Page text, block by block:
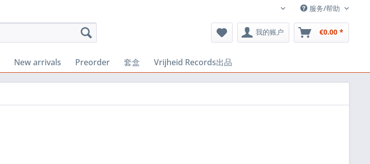
EN 服务/帮助
我的账户 €0.00 *
New arrivals Preorder 套盒 Vrijheid Records出品